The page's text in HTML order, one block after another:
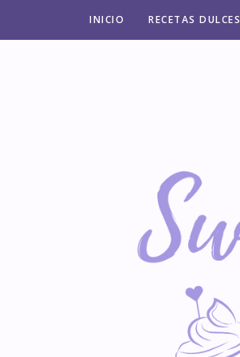
INICIO RECETAS DULCES